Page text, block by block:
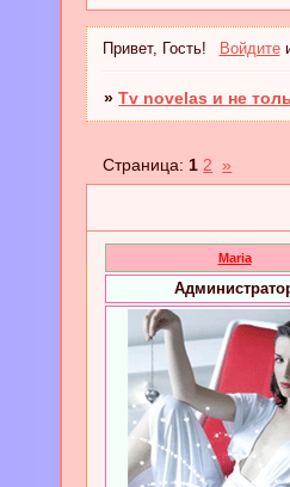
Привет, Гость! Войдите
»Tv novelas и не
Страница:1 2 »
Maria